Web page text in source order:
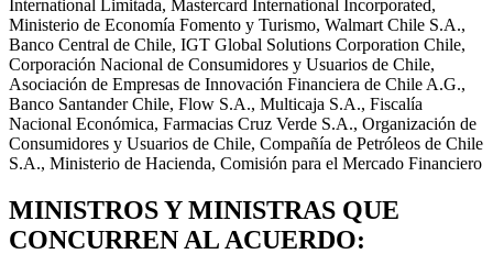
International Limitada, Mastercard International Incorporated,
Ministerio de Economía Fomento y Turismo, Walmart Chile S.A.,
Banco Central de Chile, IGT Global Solutions Corporation Chile,
Corporación Nacional de Consumidores y Usuarios de Chile,
Asociación de Empresas de Innovación Financiera de Chile A.G.,
Banco Santander Chile, Flow S.A., Multicaja S.A., Fiscalía
Nacional Económica, Farmacias Cruz Verde S.A., Organización de
Consumidores y Usuarios de Chile, Compañía de Petróleos de Chile
S.A., Ministerio de Hacienda, Comisión para el Mercado Financiero
MINISTROS Y MINISTRAS QUE
CONCURREN AL ACUERDO: